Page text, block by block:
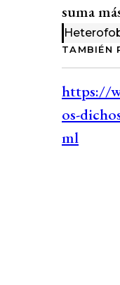
suma
TAMBIÉN